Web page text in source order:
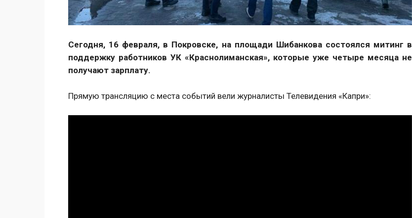
Сегодня, 16 февраля, в Покровске, на площади Шибанкова состоялся митинг в
поддержку работников УК «Краснолиманская», которые уже четыре месяца не
получают зарплату.
Прямую трансляцию с места событий вели журналисты Телевидения «Капри»: